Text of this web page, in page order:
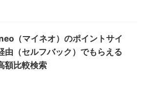
（マイネオ）のポイントサイ
由（セルフバック）でもらえる
額比較検索